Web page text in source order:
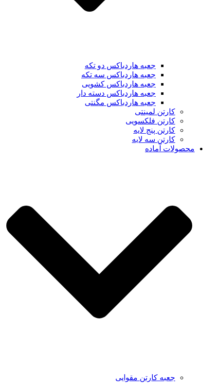
جعبه هاردباکس دو تکه
جعبه هاردباکس سه تکه
جعبه هاردباکس کشویی
جعبه هاردباکس دسته دار
جعبه هاردباکس مگنتی
کارتن لمینتی
کارتن فلکسویی
کارتن پنج لایه
کارتن سه لایه
محصولات آماده
جعبه کارتن مقوایی